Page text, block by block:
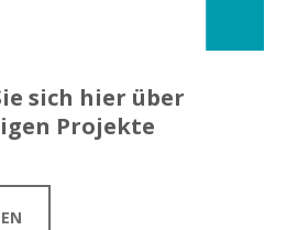
sich hier über
Projekte